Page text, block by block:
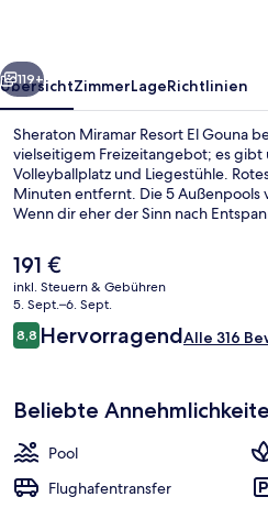
Weiter
119+
ÜbersichtZimmerLageRichtlinien
Sheraton Miramar Resort El Gouna
vielseitigem Freizeitangebot; es gibt
Volleyballplatz und Liegestühle.
Minuten entfernt. Die 5 Außenpools
Wenn dir eher der Sinn nach
Gesichtsbehandlungen verwöhnen
von 3 Restaurants, ist zum
geöffnet. Als weitere Highlights
Stil 3 Strandbars, einen kostenlosen
Der
aktuelle
Preis
beträgt
191 €.
191 €
inkl. Steuern & Gebühren
5. Sept.–6. Sept.
Bewertungen
8,88,8 von 10.
HervorragendAlle 316
Beliebte
Pool
Flughafentransfer